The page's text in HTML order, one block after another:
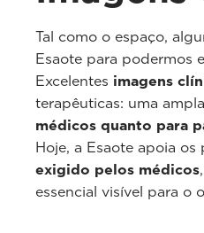
Tal como o espaço,
Esaote para podermos
Excelentes imagens
terapêuticas: uma
médicos quanto para
Hoje, a Esaote apoia
exigido pelos médicos
essencial visível para o